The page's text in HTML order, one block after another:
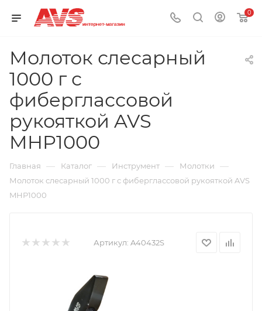
0
Молоток слесарный
1000 г с
фиберглассовой
рукояткой AVS
MHP1000
Главная — Каталог — Инструмент — Молотки —
Молоток слесарный 1000 г с фиберглассовой рукояткой AVS
MHP1000
Артикул: A40432S